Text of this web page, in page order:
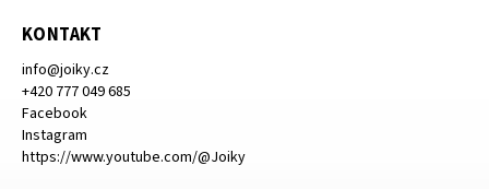
KONTAKT
info@joiky.cz
+420 777 049 685
Facebook
Instagram
https://www.youtube.com/@Joiky